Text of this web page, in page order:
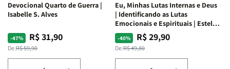
Devocional Quarto de Guerra |
Isabelle S. Alves
-47%
Preço
normal
De:R$ 59,90
Preço
promocional
R$ 31,90
Eu, Minhas Lutas Internas e Deus
| Identificando as Lutas
Emocionais e Espirituais | Estela
Costa
-40%
Preço
normal
De:R$ 49,80
Preço
promocional
R$ 29,90